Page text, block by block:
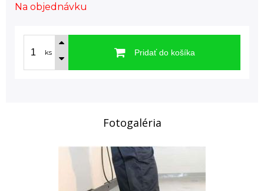
Na objednávku
ks Pridať do košíka
Fotogaléria